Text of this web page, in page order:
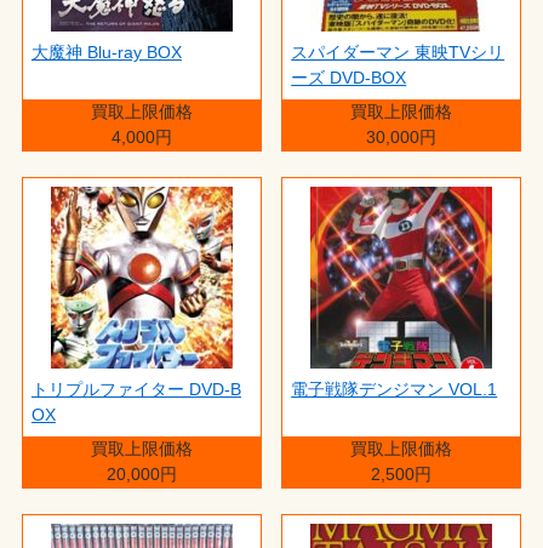
大魔神 Blu-ray BOX
買取上限価格
4,000円
スパイダーマン 東映TVシリ
ーズ DVD-BOX
買取上限価格
30,000円
トリプルファイター DVD-B
OX
買取上限価格
20,000円
電子戦隊デンジマン VOL.1
買取上限価格
2,500円